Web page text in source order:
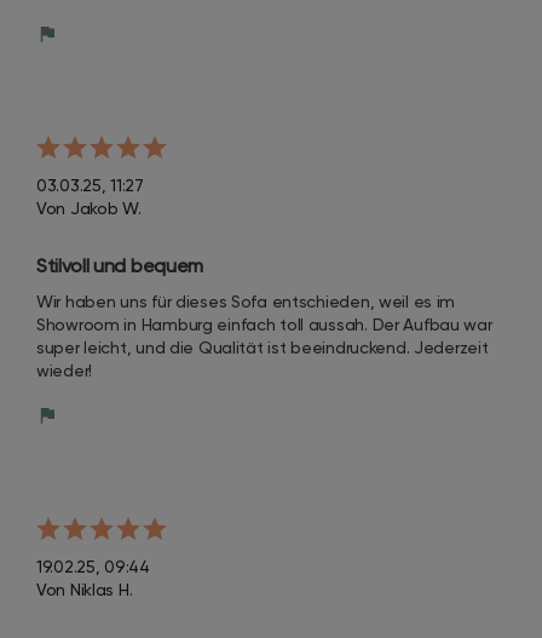
03.03.25, 11:27
Von Jakob W.
Stilvoll und bequem
Wir haben uns für dieses Sofa entschieden, weil es im
Showroom in Hamburg einfach toll aussah. Der Aufbau war
super leicht, und die Qualität ist beeindruckend. Jederzeit
wieder!
19.02.25, 09:44
Von Niklas H.